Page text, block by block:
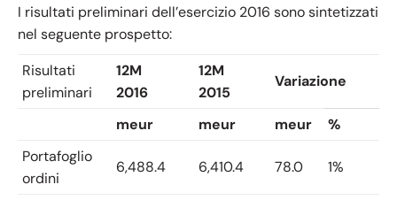
I risultati preliminari dell’esercizio 2016 sono sintetizzati
nel seguente prospetto:
Risultati
preliminari
12M
2016
12M
2015
Variazione
meur meur meur
%
Portafoglio
ordini
6,488.4 6,410.4 78.0 1%